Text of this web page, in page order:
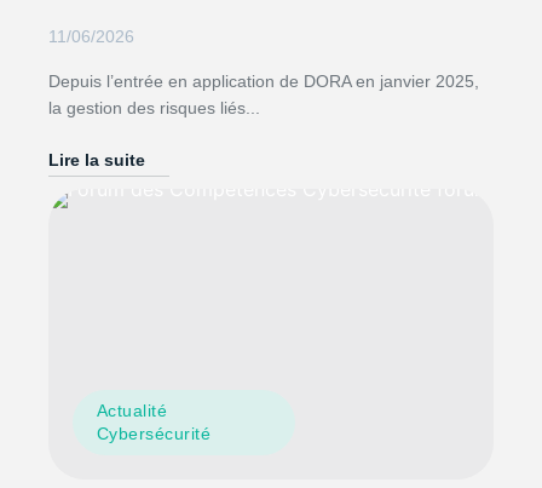
11/06/2026
Depuis l’entrée en application de DORA en janvier 2025,
la gestion des risques liés...
Lire la suite
Actualité
Cybersécurité